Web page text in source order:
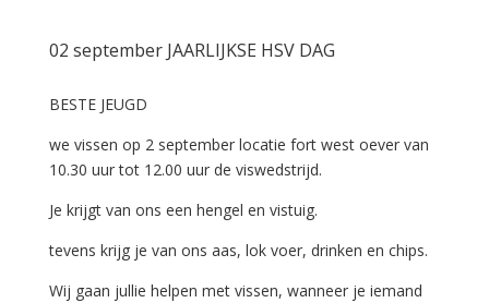
02 september JAARLIJKSE HSV DAG
BESTE JEUGD
we vissen op 2 september locatie fort west oever van
10.30 uur tot 12.00 uur de viswedstrijd.
Je krijgt van ons een hengel en vistuig.
tevens krijg je van ons aas, lok voer, drinken en chips.
Wij gaan jullie helpen met vissen, wanneer je iemand